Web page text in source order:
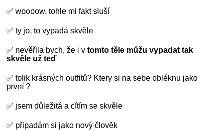
✅ woooow, tohle mi fakt sluší
✅ ty jo, to vypadá skvěle
✅ nevěřila bych, že i vtomto těle můžu vypadat tak
skvěle už teď
✅ tolik krásných outfitů? Ktery si na sebe obléknu jako
první ?
✅ jsem důležitá a cítím se skvěle
✅ připadám si jako nový člověk